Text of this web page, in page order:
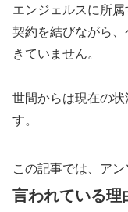
エンジェルスに所
契約を結びながら
きていません。
世間からは現在の
す。
この記事では、ア
言われている理